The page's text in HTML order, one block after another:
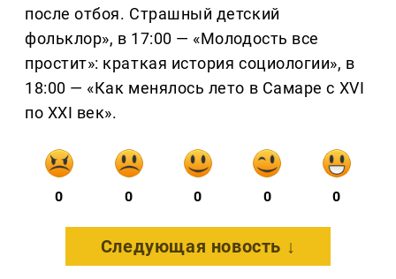
после отбоя. Страшный детский
фольклор», в 17:00 — «Молодость все
простит»: краткая история социологии», в
18:00 — «Как менялось лето в Самаре с XVI
по XXI век».
0 0 0 0 0
Следующая новость ↓